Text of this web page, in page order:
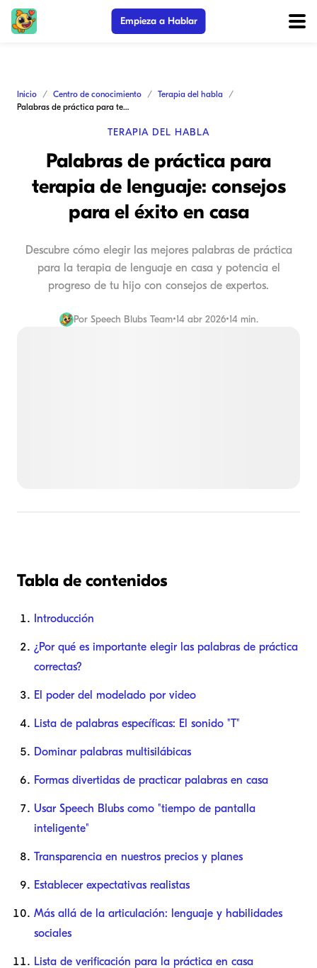
Empieza a Hablar
Inicio Centro de conocimiento
Terapia del habla
Palabras de práctica para terapia de lenguaje: consejos para el éxito en casa
TERAPIA DEL HABLA
Palabras de práctica para
terapia de lenguaje: consejos
para el éxito en casa
Descubre cómo elegir las mejores palabras de práctica
para la terapia de lenguaje en casa y potencia el
progreso de tu hijo con consejos de expertos.
Por Speech Blubs Team•14 abr 2026•14 min.
Tabla de contenidos
Introducción
¿Por qué es importante elegir las palabras de práctica
correctas?
El poder del modelado por video
Lista de palabras específicas: El sonido "T"
Dominar palabras multisilábicas
Formas divertidas de practicar palabras en casa
Usar Speech Blubs como "tiempo de pantalla
inteligente"
Transparencia en nuestros precios y planes
Establecer expectativas realistas
Más allá de la articulación: lenguaje y habilidades
sociales
Lista de verificación para la práctica en casa